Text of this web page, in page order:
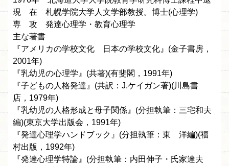
現 在 札幌学院大学人文学部教授。博士(心理学)
専 攻 発達心理学・教育心理学
主な著書
『アメリカの学校文化 日本の学校文化』(金子書房，
2001年)
『乳幼児の心理学』(共著)(有斐閣，1991年)
『子どもの人格発達』(共訳：J.ケイガン著)(川島書
店，1979年)
『乳幼児の人格形成と母子関係』(分担執筆：三宅和夫
編)(東京大学出版会，1991年)
『発達心理学ハンドブック』(分担執筆：東 洋編)(福
村出版，1992年)
『発達心理学特論』(分担執筆：内田伸子・氏家達夫